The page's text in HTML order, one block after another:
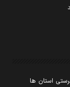
استان ها